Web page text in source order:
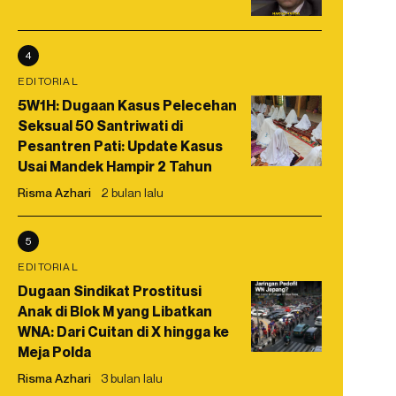
4
EDITORIAL
5W1H: Dugaan Kasus Pelecehan
Seksual 50 Santriwati di
Pesantren Pati: Update Kasus
Usai Mandek Hampir 2 Tahun
Risma Azhari 2 bulan lalu
5
EDITORIAL
Dugaan Sindikat Prostitusi
Anak di Blok M yang Libatkan
WNA: Dari Cuitan di X hingga ke
Meja Polda
Risma Azhari 3 bulan lalu